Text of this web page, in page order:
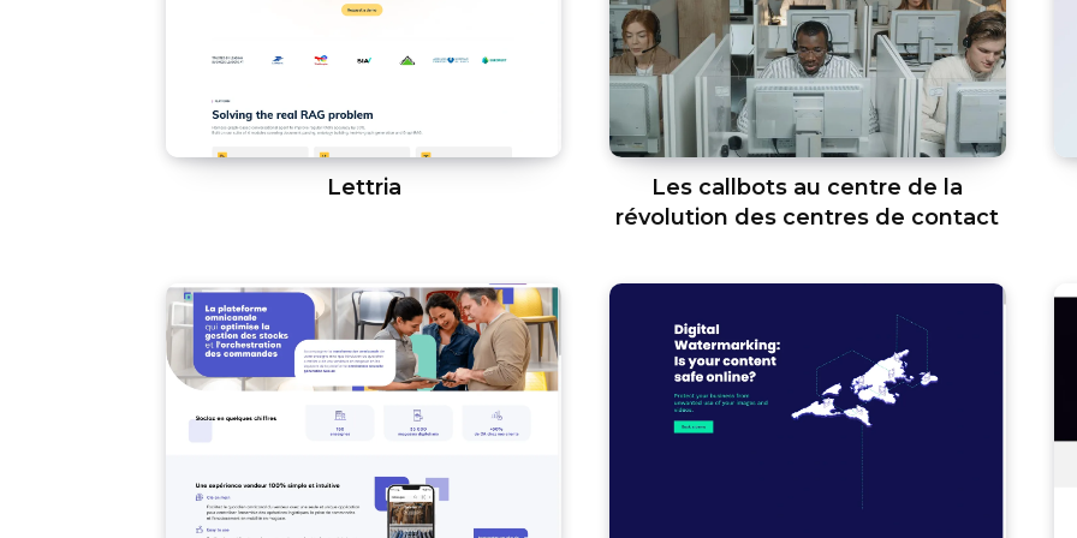
Lettria
Les callbots au centre de la
révolution des centres de contact